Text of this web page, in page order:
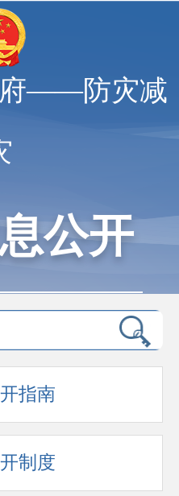
府——防灾减
公开
指南
制度